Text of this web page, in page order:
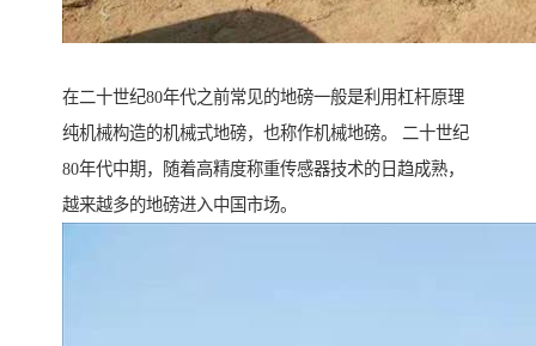
在二十世纪80年代之前常见的地磅一般是利用杠杆原理
纯机械构造的机械式地磅，也称作机械地磅。 二十世纪
80年代中期，随着高精度称重传感器技术的日趋成熟，
越来越多的地磅进入中国市场。